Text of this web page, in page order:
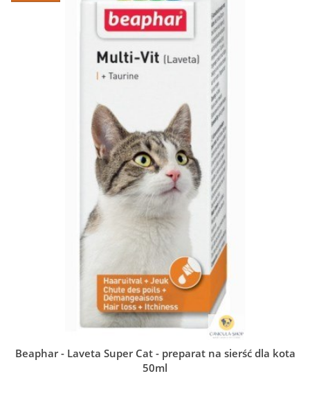
Beaphar - Laveta Super Cat - preparat na sierść dla kota
50ml